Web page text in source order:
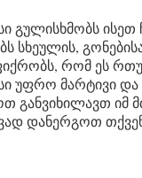
გულისხმობს ისეთ
სხეულის,
რომ ეს
უფრო მარტივი
განვიხილავთ იმ
დანერგოთ